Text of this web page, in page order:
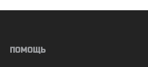
ПОМОЩЬ